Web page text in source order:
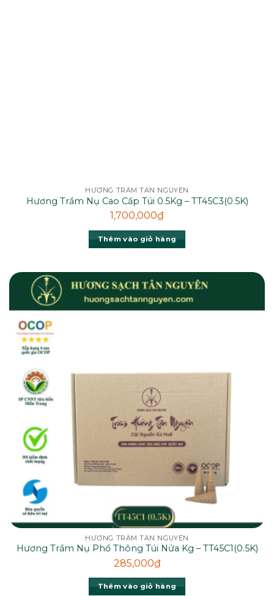
HƯƠNG TRẦM TÂN NGUYÊN
Hương Trầm Nụ Cao Cấp Túi 0.5Kg – TT45C3(0.5K)
1,700,000₫
Thêm vào giỏ hàng
HƯƠNG TRẦM TÂN NGUYÊN
Hương Trầm Nụ Phổ Thông Túi Nửa Kg – TT45C1(0.5K)
285,000₫
Thêm vào giỏ hàng